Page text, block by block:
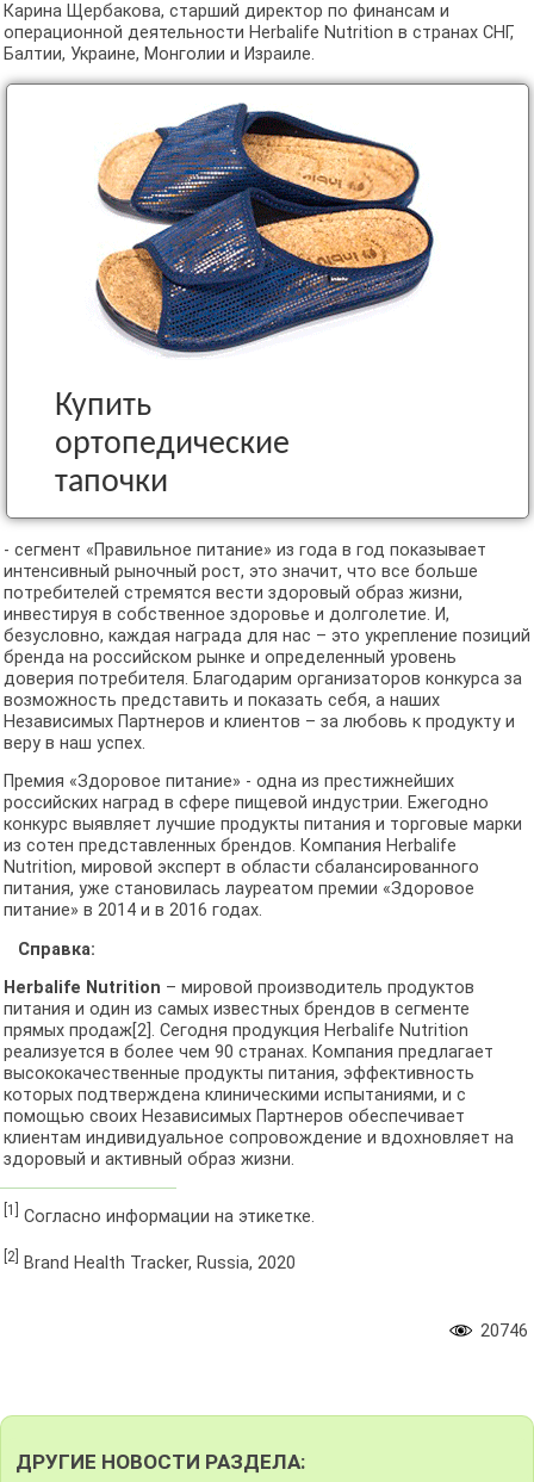
Карина Щербакова, старший директор по финансам и
операционной деятельности Herbalife Nutrition в странах СНГ,
Балтии, Украине, Монголии и Израиле.
Купить
ортопедические
тапочки
- сегмент «Правильное питание» из года в год показывает
интенсивный рыночный рост, это значит, что все больше
потребителей стремятся вести здоровый образ жизни,
инвестируя в собственное здоровье и долголетие. И,
безусловно, каждая награда для нас – это укрепление позиций
бренда на российском рынке и определенный уровень
доверия потребителя. Благодарим организаторов конкурса за
возможность представить и показать себя, а наших
Независимых Партнеров и клиентов – за любовь к продукту и
веру в наш успех.
Премия «Здоровое питание» - одна из престижнейших
российских наград в сфере пищевой индустрии. Ежегодно
конкурс выявляет лучшие продукты питания и торговые марки
из сотен представленных брендов. Компания Herbalife
Nutrition, мировой эксперт в области сбалансированного
питания, уже становилась лауреатом премии «Здоровое
питание» в 2014 и в 2016 годах.
Справка:
Herbalife Nutrition – мировой производитель продуктов
питания и один из самых известных брендов в сегменте
прямых продаж[2]. Сегодня продукция Herbalife Nutrition
реализуется в более чем 90 странах. Компания предлагает
высококачественные продукты питания, эффективность
которых подтверждена клиническими испытаниями, и с
помощью своих Независимых Партнеров обеспечивает
клиентам индивидуальное сопровождение и вдохновляет на
здоровый и активный образ жизни.
[1] Согласно информации на этикетке.
[2] Brand Health Tracker, Russia, 2020
20746
ДРУГИЕ НОВОСТИ РАЗДЕЛА: